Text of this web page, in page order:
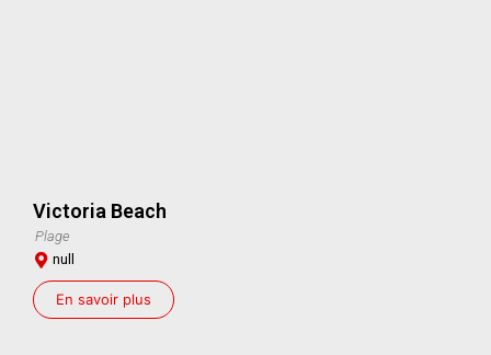
Victoria Beach
Plage
null
En savoir plus